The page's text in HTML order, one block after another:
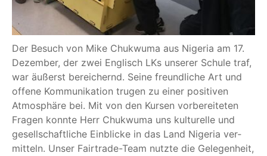
Der Besuch von Mike Chuk­wu­ma aus Nige­ria am 17.
Dezem­ber, der zwei Eng­lisch LKs unse­rer Schu­le traf,
war äußerst berei­chernd. Sei­ne freund­li­che Art und
offe­ne Kom­mu­ni­ka­ti­on tru­gen zu einer posi­ti­ven
Atmo­sphä­re bei. Mit von den Kur­sen vor­be­rei­te­ten
Fra­gen konn­te Herr Chuk­wu­ma uns kul­tu­rel­le und
gesell­schaft­li­che Ein­bli­cke in das Land Nige­ria ver­
mit­teln. Unser Fair­trade-Team nutz­te die Gele­gen­heit,